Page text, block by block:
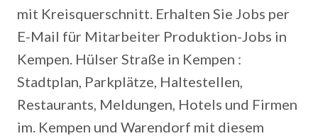
mit Kreisquerschnitt. Erhalten Sie Jobs per
E-Mail für Mitarbeiter Produktion-Jobs in
Kempen. Hülser Straße in Kempen :
Stadtplan, Parkplätze, Haltestellen,
Restaurants, Meldungen, Hotels und Firmen
im. Kempen und Warendorf mit diesem